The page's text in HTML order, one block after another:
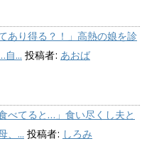
あり得る？！」高熱の娘を診
自... 投稿者: あおば
べてると…」食い尽くし夫と
、... 投稿者: しろみ